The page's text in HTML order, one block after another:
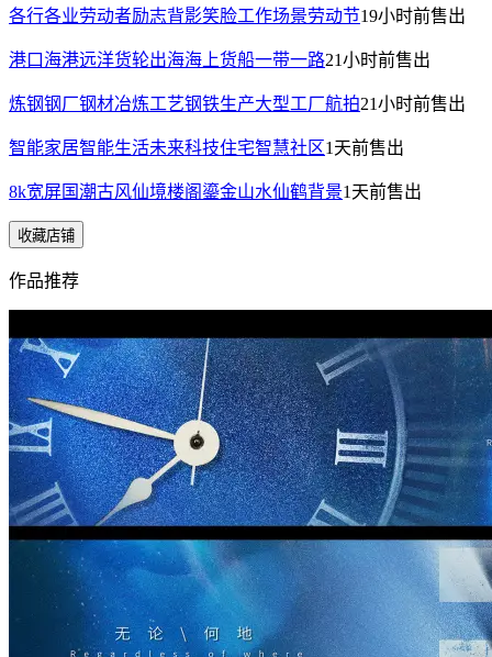
各行各业劳动者励志背影笑脸工作场景劳动节19小时前售出
港口海港远洋货轮出海海上货船一带一路21小时前售出
炼钢钢厂钢材冶炼工艺钢铁生产大型工厂航拍21小时前售出
智能家居智能生活未来科技住宅智慧社区1天前售出
8k宽屏国潮古风仙境楼阁鎏金山水仙鹤背景1天前售出
收藏店铺
作品推荐